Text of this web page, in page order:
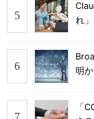
れ
明
「